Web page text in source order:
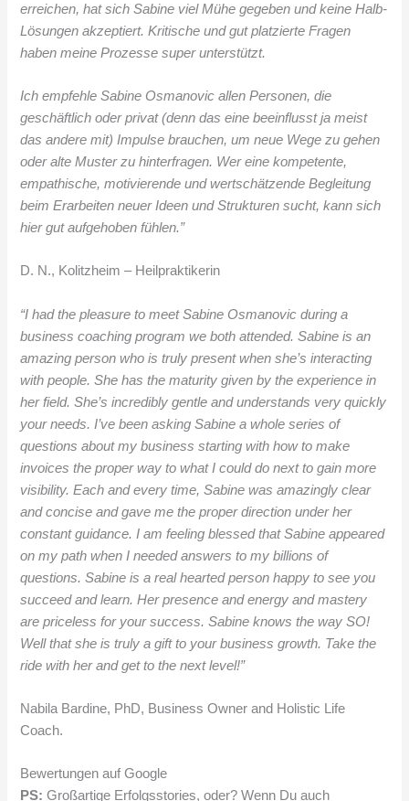
erreichen, hat sich Sabine viel Mühe gegeben und keine Halb-
Lösungen akzeptiert. Kritische und gut platzierte Fragen
haben meine Prozesse super unterstützt.
Ich empfehle Sabine Osmanovic allen Personen, die
geschäftlich oder privat (denn das eine beeinflusst ja meist
das andere mit) Impulse brauchen, um neue Wege zu gehen
oder alte Muster zu hinterfragen. Wer eine kompetente,
empathische, motivierende und wertschätzende Begleitung
beim Erarbeiten neuer Ideen und Strukturen sucht, kann sich
hier gut aufgehoben fühlen.”
D. N., Kolitzheim – Heilpraktikerin
“I had the pleasure to meet Sabine Osmanovic during a
business coaching program we both attended. Sabine is an
amazing person who is truly present when she’s interacting
with people. She has the maturity given by the experience in
her field. She’s incredibly gentle and understands very quickly
your needs. I’ve been asking Sabine a whole series of
questions about my business starting with how to make
invoices the proper way to what I could do next to gain more
visibility. Each and every time, Sabine was amazingly clear
and concise and gave me the proper direction under her
constant guidance. I am feeling blessed that Sabine appeared
on my path when I needed answers to my billions of
questions. Sabine is a real hearted person happy to see you
succeed and learn. Her presence and energy and mastery
are priceless for your success. Sabine knows the way SO!
Well that she is truly a gift to your business growth. Take the
ride with her and get to the next level!”
Nabila Bardine, PhD, Business Owner and Holistic Life
Coach.
Bewertungen auf Google
PS: Großartige Erfolgsstories, oder? Wenn Du auch